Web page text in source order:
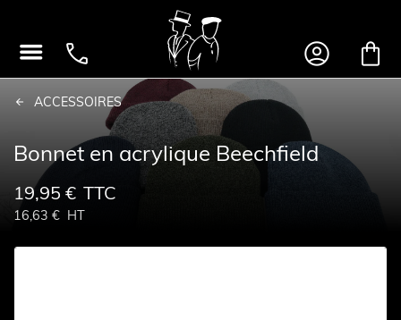
   
ACCESSOIRES
Bonnet en acrylique Beechfield
19,95 € TTC
16,63 € HT